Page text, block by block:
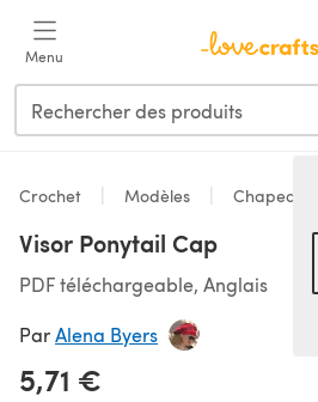
Menu
Crochet Modèles Chapeaux
Visor Ponytail Cap
PDF téléchargeable, Anglais
ParAlena Byers
5,71 €